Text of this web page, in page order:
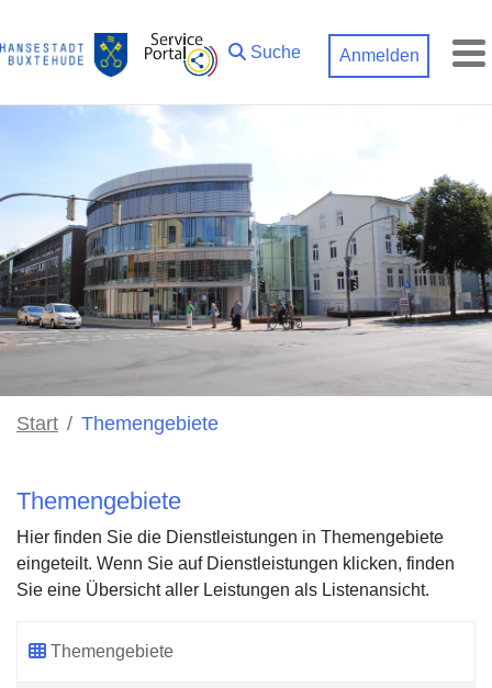
Suche
Anmelden
Start Themengebiete
Themengebiete
Hier finden Sie die Dienstleistungen in Themengebiete
eingeteilt. Wenn Sie auf Dienstleistungen klicken, finden
Sie eine Übersicht aller Leistungen als Listenansicht.
Themengebiete